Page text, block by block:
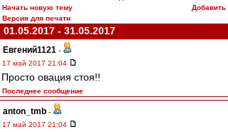
Начать новую тему
Добавить
Версия для печати
01.05.2017 - 31.05.2017
Евгений1121 -
17 май 2017 21:04
Просто овация стоя!!
Последнее сообщение
anton_tmb -
17 май 2017 21:04